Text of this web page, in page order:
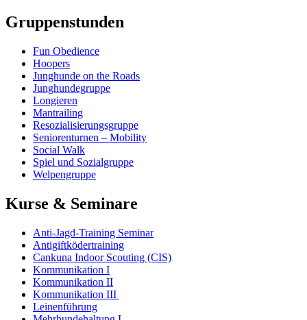
Gruppenstunden
Fun Obedience
Hoopers
Junghunde on the Roads
Junghundegruppe
Longieren
Mantrailing
Resozialisierungsgruppe​
Seniorenturnen – Mobility
Social Walk
Spiel und Sozialgruppe
Welpengruppe
Kurse & Seminare
Anti-Jagd-Training Seminar
Antigiftködertraining
Cankuna Indoor Scouting (CIS)
Kommunikation I
Kommunikation II
Kommunikation III
Leinenführung